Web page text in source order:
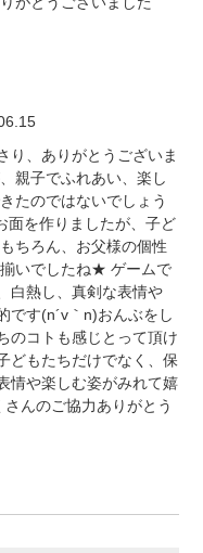
り、ありがとうございま
親子でふれあい、楽し
たのではないでしょう
を作りましたが、子ど
ちろん、お父様の個性
いでしたね★ ゲームで
白熱し、真剣な表情や
です(n´v｀n)おんぶをし
のコトも感じとって頂け
どもたちだけでなく、保
情や楽しむ姿がみれて嬉
んのご協力ありがとう